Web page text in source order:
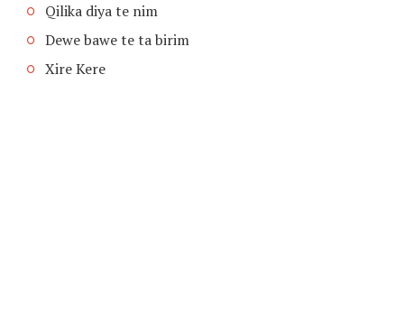
Qilika diya te nim
Dewe bawe te ta birim
Xire Kere